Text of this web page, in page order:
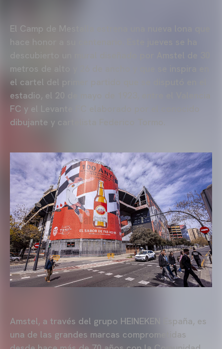
El Camp de Mestalla estrena una nueva lona que
hace honor a su centenario. Este jueves se ha
metros de alto y 26 de ancho y que se inspira en
el cartel del primer partido que se disputó en el
estadio, el 20 de mayo de 1923, entre el Valencia
FC y el Levante FC elaborado por el conocido
dibujante y cartelista Federico Tormo.
Amstel, a través del grupo HEINEKEN España, es
una de las grandes marcas comprometidas